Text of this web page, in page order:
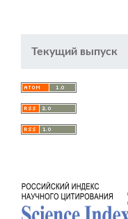
Текущий выпуск